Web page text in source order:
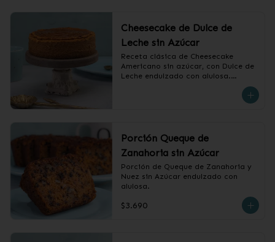
Cheesecake de Dulce de
Leche sin Azúcar
Receta clásica de Cheesecake
Americano sin azúcar, con Dulce de
Leche endulzado con alulosa.
Porción Queque de
Zanahoria sin Azúcar
Porción de Queque de Zanahoria y
Nuez sin Azúcar endulzado con
alulosa.
$3.690